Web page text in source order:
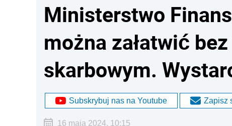
Ministerstwo
można załatwić
skarbowym.
Subskrybuj nas na Youtube Zapisz
16 maja 2024, 10:15